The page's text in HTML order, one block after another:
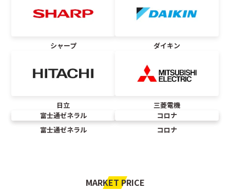
シャープ ダイキン
日立
三菱電機
富士通ゼネラル
富士通ゼネラル
コロナ
コロナ
MARKET PRICE